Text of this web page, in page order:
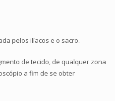
pelos ilíacos e o sacro.
de tecido, de qualquer zona
a fim de se obter